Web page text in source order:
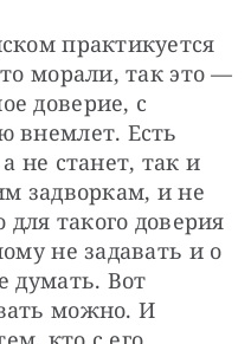
практикуется
морали, так это —
доверие, с
внемлет. Есть
не станет, так и
задворкам, и не
для такого доверия
не задавать и о
думать. Вот
можно. И